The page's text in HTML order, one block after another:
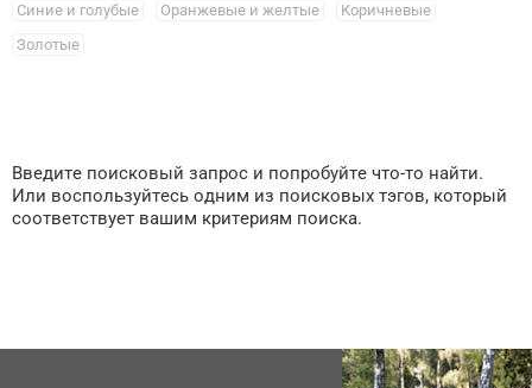
Синие и голубые
Оранжевые и желтые
Коричневые
Золотые
Введите поисковый запрос и попробуйте что-то найти.
Или воспользуйтесь одним из поисковых тэгов, который
соответствует вашим критериям поиска.